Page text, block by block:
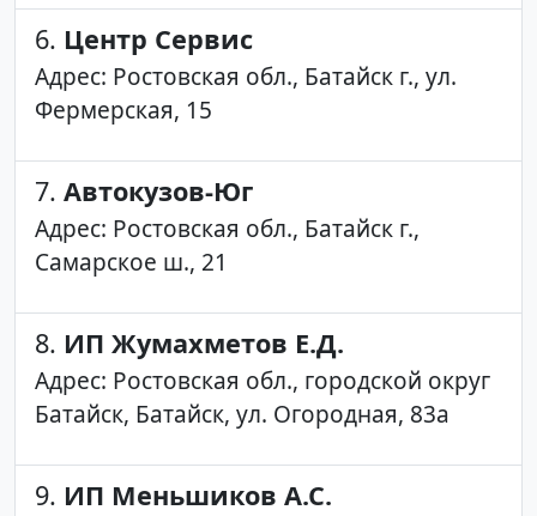
6. Центр Сервис
Адрес: Ростовская обл., Батайск г., ул.
Фермерская, 15
7. Автокузов-Юг
Адрес: Ростовская обл., Батайск г.,
Самарское ш., 21
8. ИП Жумахметов Е.Д.
Адрес: Ростовская обл., городской округ
Батайск, Батайск, ул. Огородная, 83а
9. ИП Меньшиков А.С.